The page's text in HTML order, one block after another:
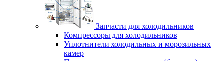
Запчасти для холодильников
Компрессоры для холодильников
Уплотнители холодильных и морозильных
камер